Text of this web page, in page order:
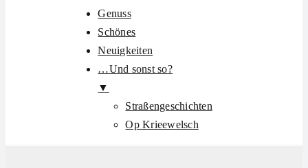
Genuss
Schönes
Neuigkeiten
…Und sonst so?
▼
Straßengeschichten
Op Krieewelsch